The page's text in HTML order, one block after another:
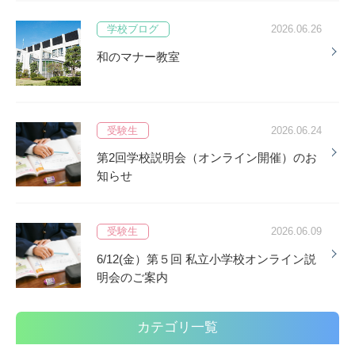
学校ブログ 2026.06.26
和のマナー教室
受験生 2026.06.24
第2回学校説明会（オンライン開催）のお
知らせ
受験生 2026.06.09
6/12(金）第５回 私立小学校オンライン説
明会のご案内
カテゴリ一覧